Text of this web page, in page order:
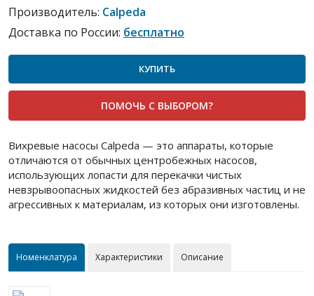
Производитель: Calpeda
Доставка по России: бесплатно
КУПИТЬ
ПОМОЧЬ С ВЫБОРОМ?
Вихревые насосы Calpeda — это аппараты, которые
отличаются от обычных центробежных насосов,
использующих лопасти для перекачки чистых
невзрывоопасных жидкостей без абразивных частиц и не
агрессивных к материалам, из которых они изготовлены.
Номенклатура Характеристики Описание